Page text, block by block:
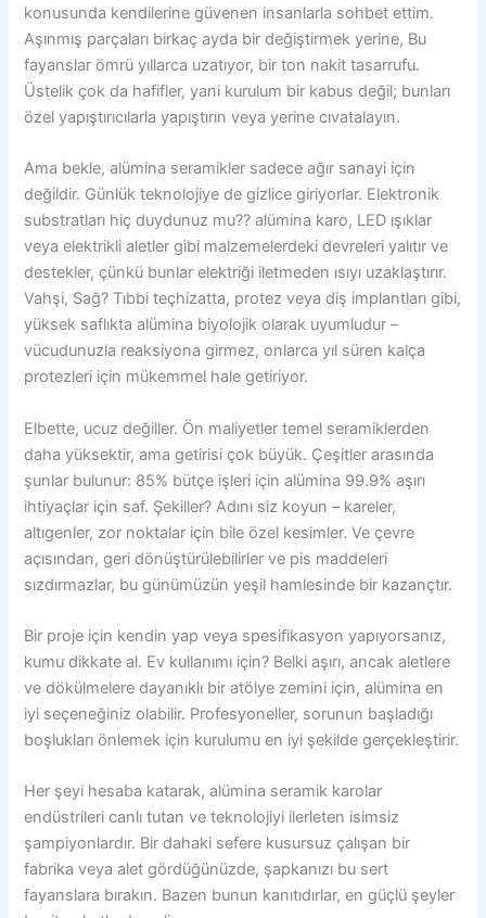
konusunda kendilerine güvenen insanlarla sohbet ettim.
Aşınmış parçaları birkaç ayda bir değiştirmek yerine, Bu
fayanslar ömrü yıllarca uzatıyor, bir ton nakit tasarrufu.
Üstelik çok da hafifler, yani kurulum bir kabus değil; bunları
özel yapıştırıcılarla yapıştırın veya yerine cıvatalayın.
Ama bekle, alümina seramikler sadece ağır sanayi için
değildir. Günlük teknolojiye de gizlice giriyorlar. Elektronik
substratları hiç duydunuz mu?? alümina karo, LED ışıklar
veya elektrikli aletler gibi malzemelerdeki devreleri yalıtır ve
destekler, çünkü bunlar elektriği iletmeden ısıyı uzaklaştırır.
Vahşi, Sağ? Tıbbi teçhizatta, protez veya diş implantları gibi,
yüksek saflıkta alümina biyolojik olarak uyumludur –
vücudunuzla reaksiyona girmez, onlarca yıl süren kalça
protezleri için mükemmel hale getiriyor.
Elbette, ucuz değiller. Ön maliyetler temel seramiklerden
daha yüksektir, ama getirisi çok büyük. Çeşitler arasında
şunlar bulunur: 85% bütçe işleri için alümina 99.9% aşırı
ihtiyaçlar için saf. Şekiller? Adını siz koyun – kareler,
altıgenler, zor noktalar için bile özel kesimler. Ve çevre
açısından, geri dönüştürülebilirler ve pis maddeleri
sızdırmazlar, bu günümüzün yeşil hamlesinde bir kazançtır.
Bir proje için kendin yap veya spesifikasyon yapıyorsanız,
kumu dikkate al. Ev kullanımı için? Belki aşırı, ancak aletlere
ve dökülmelere dayanıklı bir atölye zemini için, alümina en
iyi seçeneğiniz olabilir. Profesyoneller, sorunun başladığı
boşlukları önlemek için kurulumu en iyi şekilde gerçekleştirir.
Her şeyi hesaba katarak, alümina seramik karolar
endüstrileri canlı tutan ve teknolojiyi ilerleten isimsiz
şampiyonlardır. Bir dahaki sefere kusursuz çalışan bir
fabrika veya alet gördüğünüzde, şapkanızı bu sert
fayanslara bırakın. Bazen bunun kanıtıdırlar, en güçlü şeyler